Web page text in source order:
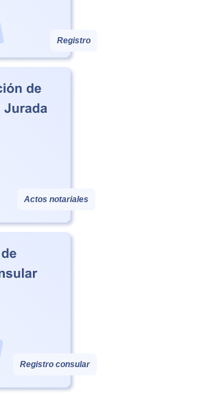
Registro
Actos notariales
Registro consular